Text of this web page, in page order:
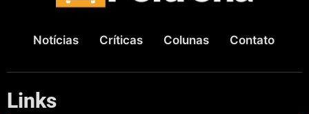
Notícias Críticas Colunas Contato
Links